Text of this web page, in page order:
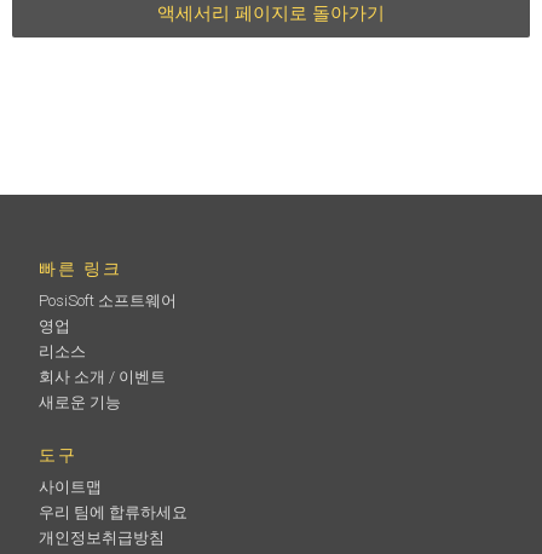
액세서리 페이지로 돌아가기
빠른 링크
PosiSoft 소프트웨어
영업
리소스
회사 소개 / 이벤트
새로운 기능
도구
사이트맵
우리 팀에 합류하세요
개인정보취급방침